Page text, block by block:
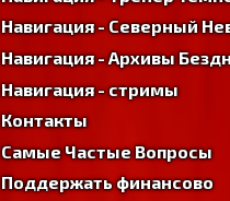
Навигация - Северный
Навигация - Архивы
Навигация - стримы
Контакты
Самые Частые Вопросы
Поддержать финансово